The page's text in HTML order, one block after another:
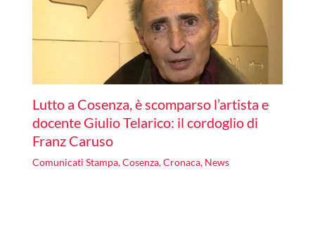
Lutto a Cosenza, è scomparso l’artista e
docente Giulio Telarico: il cordoglio di
Franz Caruso
Comunicati Stampa,Cosenza,Cronaca, News